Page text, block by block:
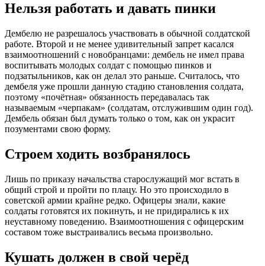
Нельзя работать и давать пинки
Дембелю не разрешалось участвовать в обычной солдатской
работе. Второй и не менее удивительный запрет касался
взаимоотношений с новобранцами: дембель не имел права
воспитывать молодых солдат с помощью пинков и
подзатыльников, как он делал это раньше. Считалось, что
дембеля уже прошли данную стадию становления солдата,
поэтому «почётная» обязанность передавалась так
называемым «черпакам» (солдатам, отслужившим один год).
Дембель обязан был думать только о том, как он украсит
позументами свою форму.
Строем ходить возбранялось
Лишь по приказу начальства старослужащий мог встать в
общий строй и пройти по плацу. Но это происходило в
советской армии крайне редко. Офицеры знали, какие
солдаты готовятся их покинуть, и не придирались к их
неуставному поведению. Взаимоотношения с офицерским
составом тоже выстраивались весьма произвольно.
Кушать должен в свой черёд